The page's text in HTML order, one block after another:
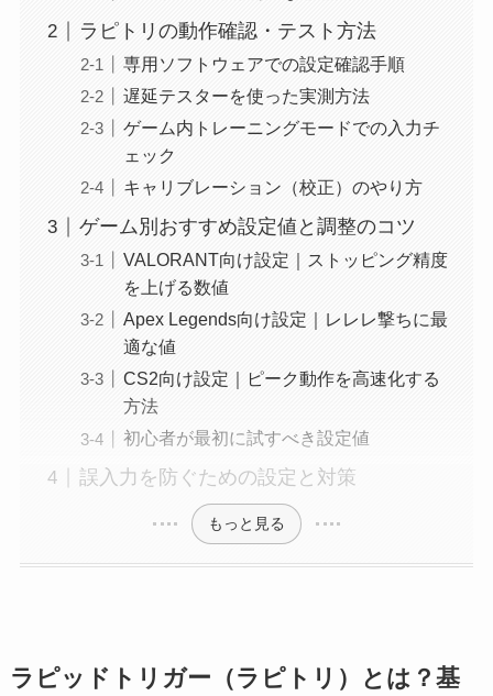
ラピトリの動作確認・テスト方法
専用ソフトウェアでの設定確認手順
遅延テスターを使った実測方法
ゲーム内トレーニングモードでの入力チ
ェック
キャリブレーション（校正）のやり方
ゲーム別おすすめ設定値と調整のコツ
VALORANT向け設定｜ストッピング精度
を上げる数値
Apex Legends向け設定｜レレレ撃ちに最
適な値
CS2向け設定｜ピーク動作を高速化する
方法
初心者が最初に試すべき設定値
誤入力を防ぐための設定と対策
もっと見る
ラピッドトリガー（ラピトリ）とは？基